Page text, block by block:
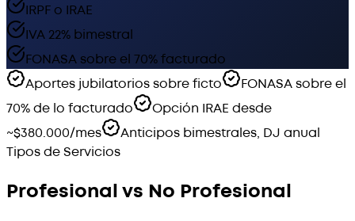
IRPF o IRAE
IVA 22% bimestral
FONASA sobre el 70% facturado
Aportes jubilatorios sobre ficto
FONASA sobre el
70% de lo facturado
Opción IRAE desde
~$380.000/mes
Anticipos bimestrales, DJ anual
Tipos de Servicios
Profesional vs No Profesional